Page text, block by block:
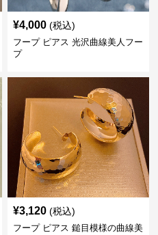
¥4,000 (税込)
フープ ピアス 光沢曲線美人フー
プ
¥3,120 (税込)
フープ ピアス 鎚目模様の曲線美